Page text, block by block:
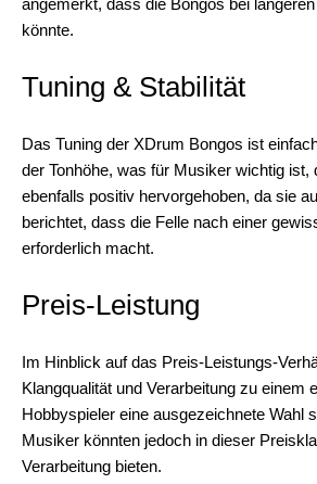
könnte.
Tuning & Stabilität
Das Tuning der XDrum Bongos ist
der Tonhöhe, was für Musiker wichtig
ebenfalls positiv hervorgehoben, da sie
berichtet, dass die Felle nach einer
erforderlich macht.
Preis-Leistung
Im Hinblick auf das Preis-Leistungs-
Klangqualität und Verarbeitung zu
Hobbyspieler eine ausgezeichnete Wahl
Musiker könnten jedoch in dieser
Verarbeitung bieten.